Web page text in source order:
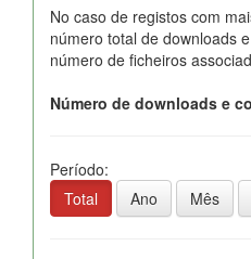
No caso de registos com
número total de downloads
número de ficheiros
Número de downloads e
Período:
Total
Ano Mês